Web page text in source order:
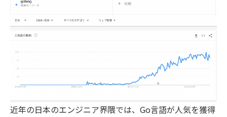
近年の日本のエンジニア界隈では、Go言語が人気を獲得